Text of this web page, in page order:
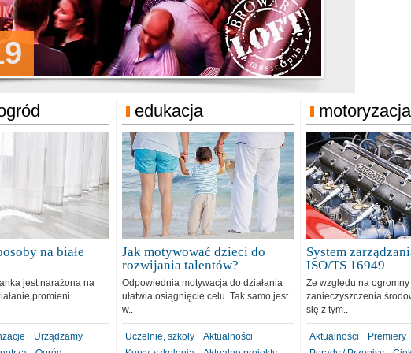
31.12.2018
Michelin
na białe
jest narażona na
promieni
Urządzamy
edukacja
Jak motywować dzieci do
rozwijania talentów?
Odpowiednia motywacja do działania
ułatwia osiągnięcie celu. Tak samo jest
w..
Uczelnie, szkoły
Aktualności
motoryzacja
System
ISO/TS 16949
Ze względu na
zanieczyszczenia
się z tym..
Aktualności Premiery